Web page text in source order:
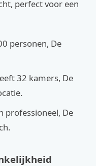
perfect voor een
personen, De
32 kamers, De
professioneel, De